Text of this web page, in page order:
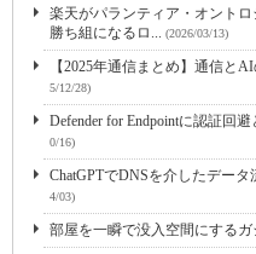
楽天がパランティア・オント
勝ち組になるロ... (2026/03/13)
【2025年通信まとめ】通信と
5/12/28)
Defender for Endpointに認証回
0/16)
ChatGPTでDNSを介したデー
4/03)
部屋を一瞬で没入空間にするガ